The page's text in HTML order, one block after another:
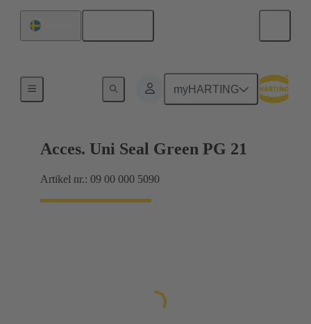
myHARTING
Kabelförskruvningar
Acces. Uni Seal Green PG 21
Artikel nr.: 09 00 000 5090